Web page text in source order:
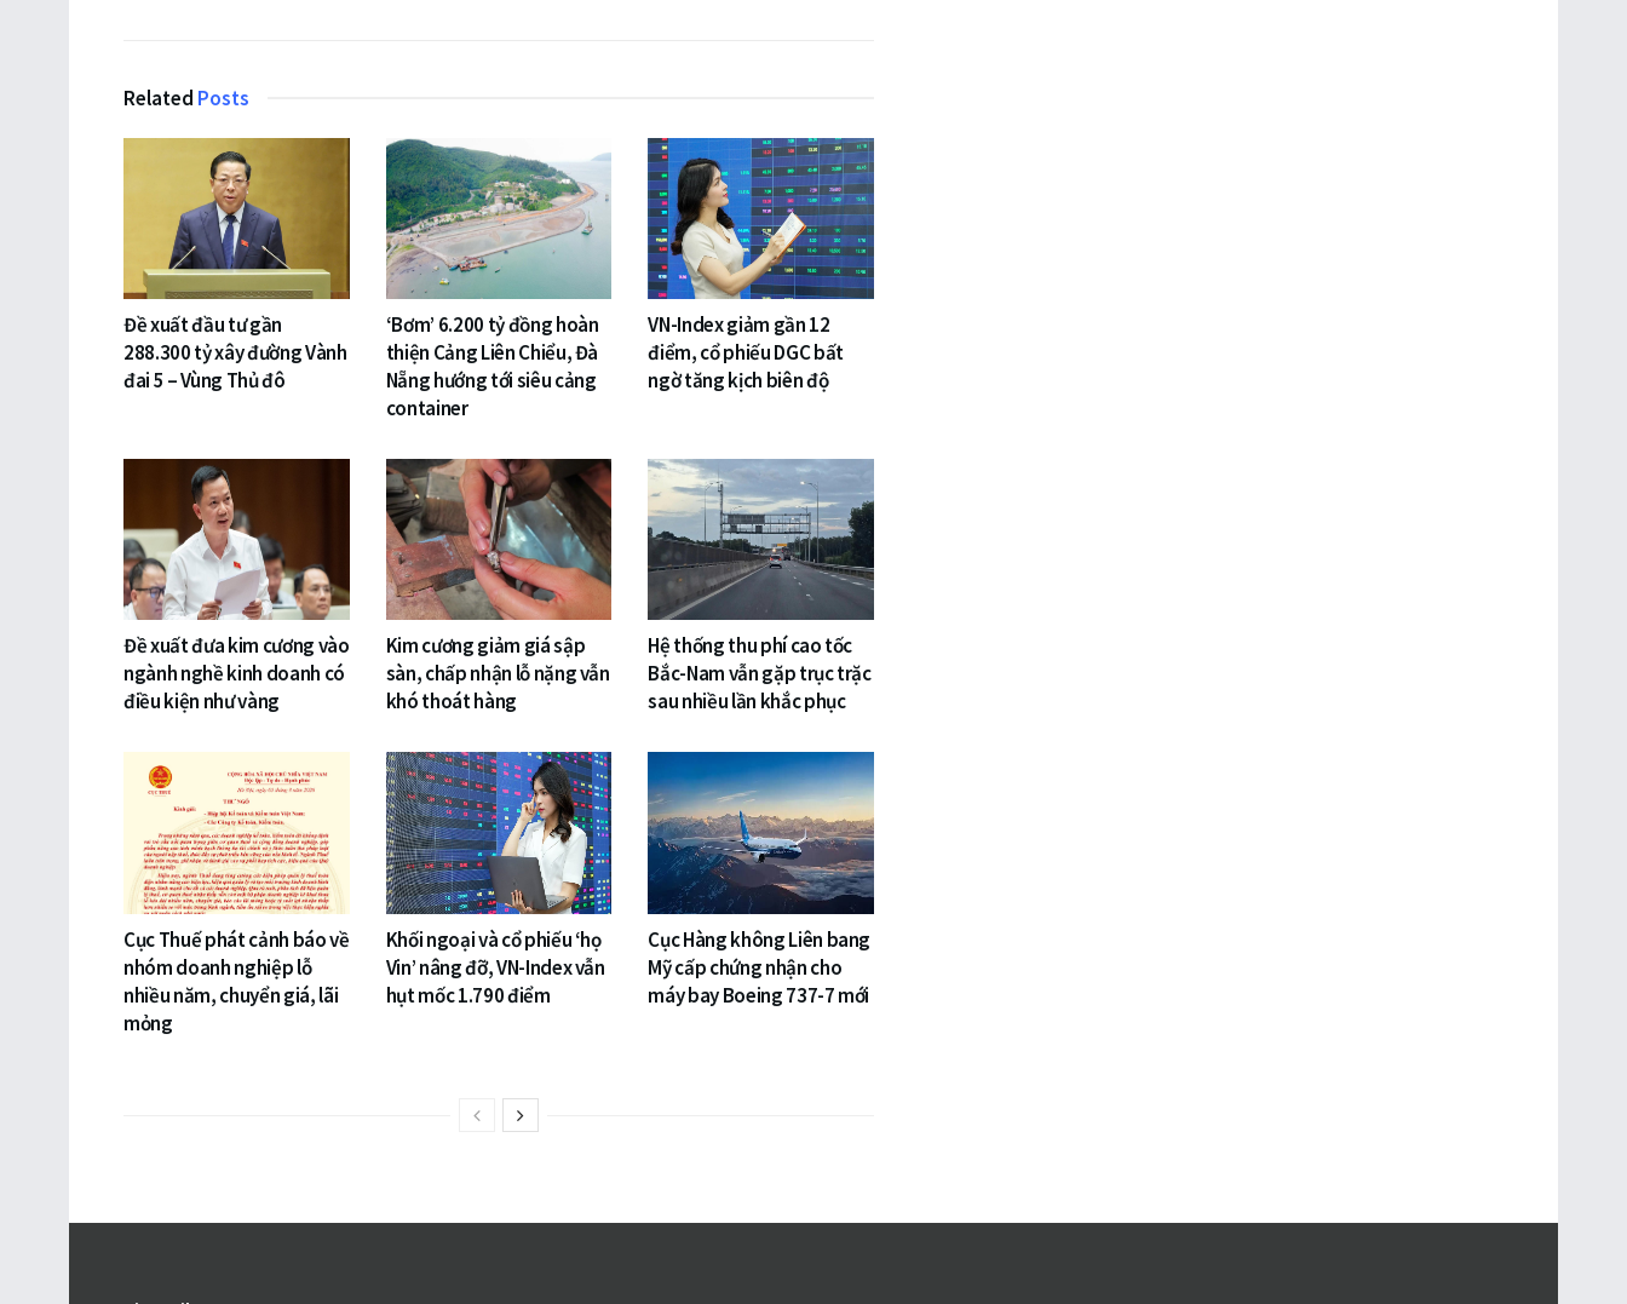
Related Posts
Đề xuất đầu tư gần
288.300 tỷ xây đường Vành
đai 5 – Vùng Thủ đô
‘Bơm’ 6.200 tỷ đồng hoàn
thiện Cảng Liên Chiểu, Đà
Nẵng hướng tới siêu cảng
container
VN-Index giảm gần 12
điểm, cổ phiếu DGC bất
ngờ tăng kịch biên độ
Đề xuất đưa kim cương vào
ngành nghề kinh doanh có
điều kiện như vàng
Kim cương giảm giá sập
sàn, chấp nhận lỗ nặng vẫn
khó thoát hàng
Hệ thống thu phí cao tốc
Bắc-Nam vẫn gặp trục trặc
sau nhiều lần khắc phục
Cục Thuế phát cảnh báo về
nhóm doanh nghiệp lỗ
nhiều năm, chuyển giá, lãi
mỏng
Khối ngoại và cổ phiếu ‘họ
Vin’ nâng đỡ, VN-Index vẫn
hụt mốc 1.790 điểm
Cục Hàng không Liên bang
Mỹ cấp chứng nhận cho
máy bay Boeing 737-7 mới